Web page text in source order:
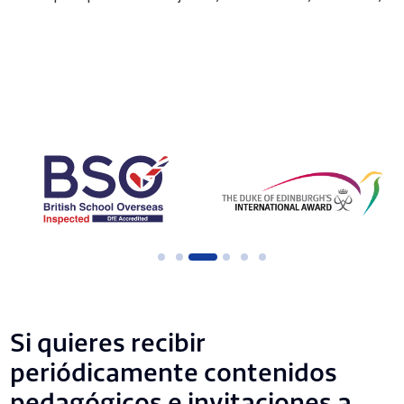
Si quieres recibir
periódicamente contenidos